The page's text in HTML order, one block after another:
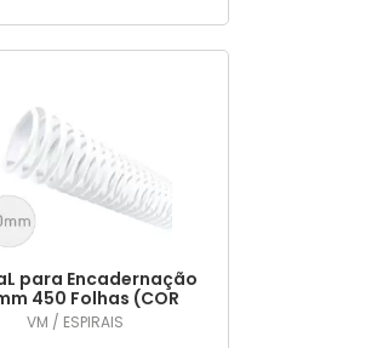
para Encadernação
450 Folhas (COR
DIVERSA)
VM / ESPIRAIS